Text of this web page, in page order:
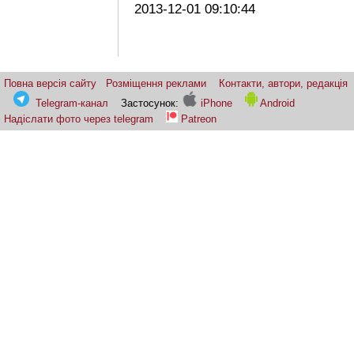
2013-12-01 09:10:44
Повна версія сайту Розміщення реклами
Контакти, автори, редакція
Telegram-канал
Застосунок: iPhone
Android
Надіслати фото через telegram
Patreon